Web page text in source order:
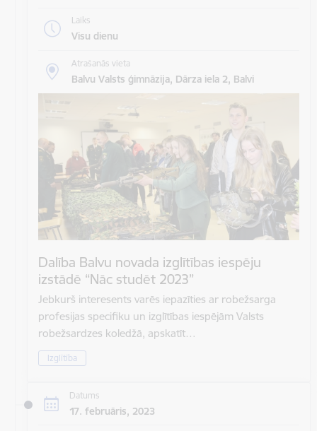
Laiks
Visu dienu
Atrašanās vieta
Balvu Valsts ģimnāzija, Dārza iela 2, Balvi
Dalība Balvu novada izglītības iespēju
izstādē “Nāc studēt 2023”
Jebkurš interesents varēs iepazīties ar robežsarga
profesijas specifiku un izglītības iespējām Valsts
robežsardzes koledžā, apskatīt…
Izglītība
Datums
17. februāris, 2023